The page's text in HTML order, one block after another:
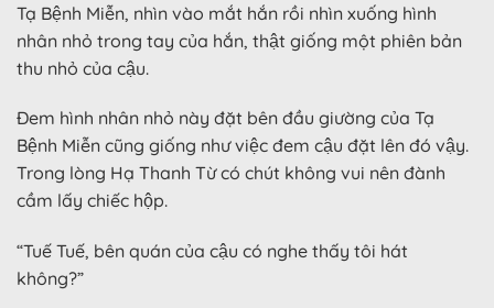
Tạ Bệnh Miễn, nhìn vào mắt hắn rồi nhìn xuống hình
nhân nhỏ trong tay của hắn, thật giống một phiên bản
thu nhỏ của cậu.
Đem hình nhân nhỏ này đặt bên đầu giường của Tạ
Bệnh Miễn cũng giống như việc đem cậu đặt lên đó vậy.
Trong lòng Hạ Thanh Từ có chút không vui nên đành
cầm lấy chiếc hộp.
“Tuế Tuế, bên quán của cậu có nghe thấy tôi hát
không?”